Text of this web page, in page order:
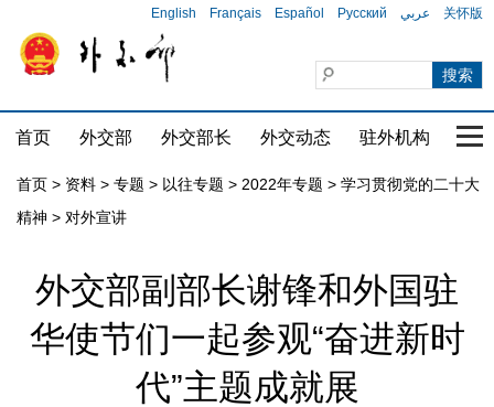
English Français Español Русский عربي 关怀版
首页 外交部 外交部长 外交动态 驻外机构 国
首页 > 资料 > 专题 > 以往专题 > 2022年专题 > 学习贯彻党的二十大
精神 > 对外宣讲
外交部副部长谢锋和外国驻
华使节们一起参观“奋进新时
代”主题成就展